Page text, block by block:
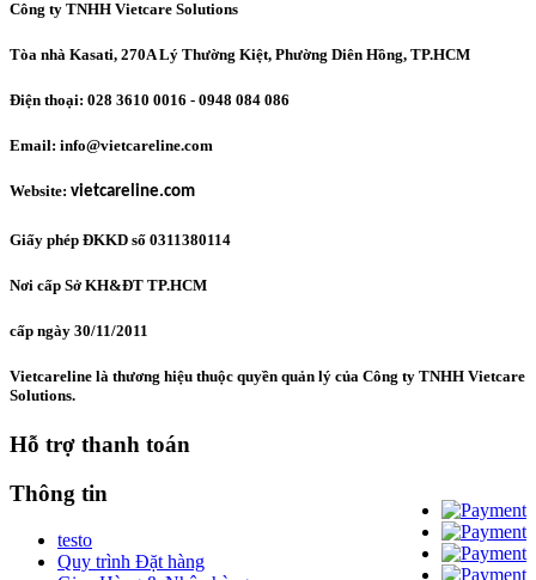
Công ty TNHH Vietcare Solutions
Tòa nhà Kasati, 270A Lý Thường Kiệt, Phường Diên Hồng, TP.HCM
Điện thoại: 028 3610 0016 - 0948 084 086
Email: info@vietcareline.com
Website: vietcareline.com
Giấy phép ĐKKD số 0311380114
Nơi cấp Sở KH&ĐT TP.HCM
cấp ngày 30/11/2011
Vietcareline là thương hiệu thuộc quyền quản lý của Công ty TNHH Vietcare
Solutions.
Hỗ trợ thanh toán
Thông tin
testo
Quy trình Đặt hàng